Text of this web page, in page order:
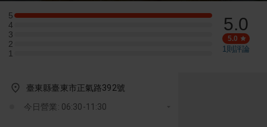
5
5 星：1 則評論
4
4 星：0 則評論
3
3 星：0 則評論
2
2 星：0 則評論
1
1 星：0 則評論
5.0
5.0
1則評論
臺東縣臺東市正氣路392號
今日營業: 06:30-11:30